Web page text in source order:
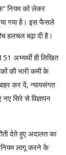
नियम को लेकर
गया है। इस फैसले
हलचल बढ़ा दी है।
अभ्यर्थी ही लिखित
की भारी कमी के
कर दें, न्यायसंगत
सिरे से विज्ञापन
देते हुए अदालत का
लागू करने के